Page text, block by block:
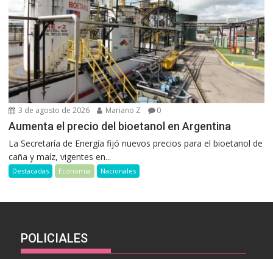
3 de agosto de 2026 Mariano Z 0
Aumenta el precio del bioetanol en Argentina
La Secretaría de Energía fijó nuevos precios para el bioetanol de
caña y maíz, vigentes en...
Destacadas Economía Nacionales
POLICIALES